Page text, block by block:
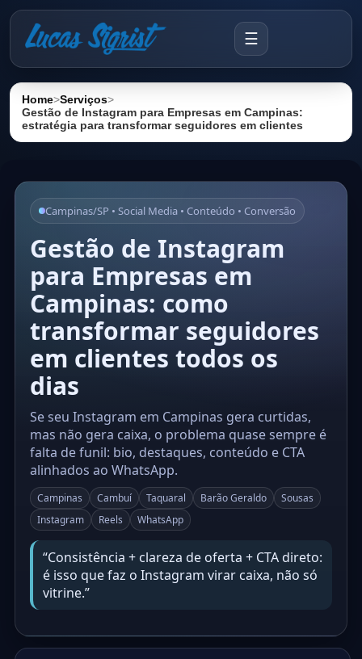
☰
Home>Serviços>
Gestão de Instagram para Empresas em Campinas:
estratégia para transformar seguidores em clientes
Campinas/SP • Social Media • Conteúdo • Conversão
Gestão de Instagram
para Empresas em
Campinas: como
transformar seguidores
em clientes todos os
dias
Se seu Instagram em Campinas gera curtidas,
mas não gera caixa, o problema quase sempre é
falta de funil: bio, destaques, conteúdo e CTA
alinhados ao WhatsApp.
Campinas Cambuí Taquaral Barão Geraldo
Sousas
Instagram
Reels WhatsApp
“Consistência + clareza de oferta + CTA direto:
é isso que faz o Instagram virar caixa, não só
vitrine.”